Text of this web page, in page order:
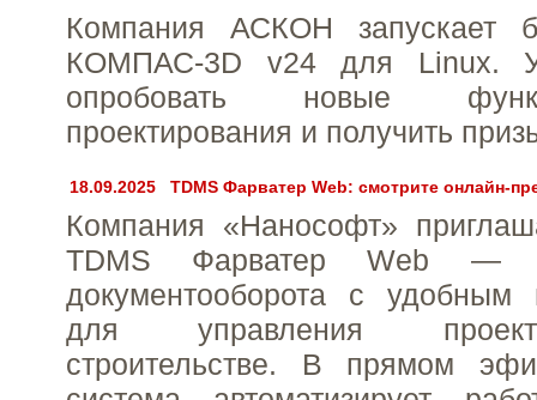
Компания АСКОН запускает
КОМПАС-3D v24 для Linux.
опробовать новые
проектирования и получить
18.09.2025 TDMS Фарватер Web: смотрите онлайн-
Компания «Нанософт»
TDMS Фарватер Web —
документооборота с удобным
для управления
строительстве. В прямом